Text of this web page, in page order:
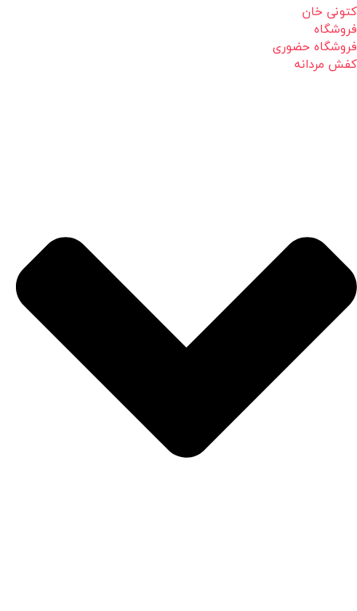
کتونی خان
فروشگاه
فروشگاه حضوری
کفش مردانه